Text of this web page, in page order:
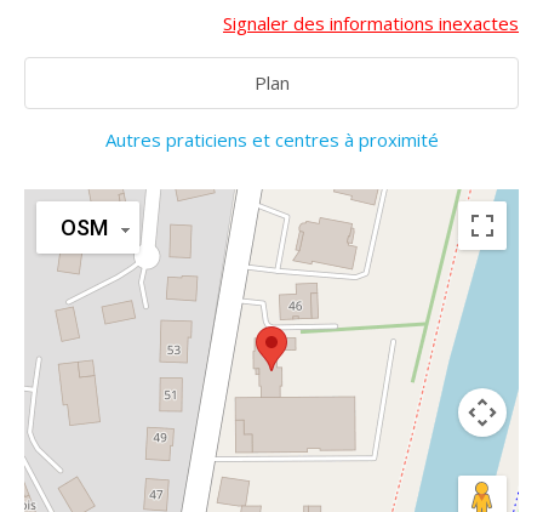
Signaler des informations inexactes
Plan
Autres praticiens et centres à proximité
OSM